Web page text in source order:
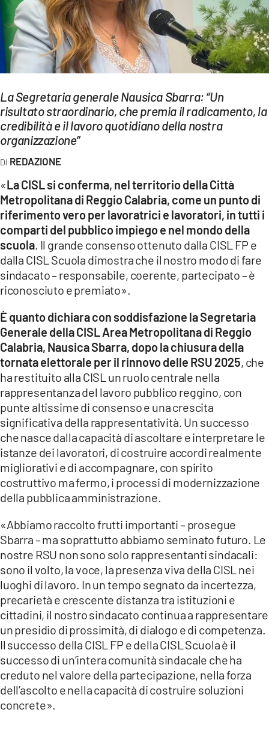
EVENTI
SPORT
Streaming
LAC TV
LAC NETWORK
LAC ONAIR
LaC
Network
LACPLAY.IT
LACTV.IT
LACONAIR.IT
LACITYMAG.IT
ILREGGINO.IT
COSENZACHANNEL.IT
ILVIBONESE.IT
CATANZAROCHANNEL.IT
LACAPITALENEWS.IT
App
ANDROID
APPLE
La Segretaria generale Nausica Sbarra: “Un
risultato straordinario, che premia il radicamento, la
credibilità e il lavoro quotidiano della nostra
organizzazione”
REDAZIONE
«La CISL si conferma, nel territorio della Città
Metropolitana di Reggio Calabria, come un punto di
riferimento vero per lavoratrici e lavoratori, in tutti i
comparti del pubblico impiego e nel mondo della
scuola . Il grande consenso ottenuto dalla CISL FP e
dalla CISL Scuola dimostra che il nostro modo di fare
sindacato – responsabile, coerente, partecipato – è
riconosciuto e premiato».
È quanto dichiara con soddisfazione la Segretaria
Generale della CISL Area Metropolitana di Reggio
Calabria, Nausica Sbarra, dopo la chiusura della
tornata elettorale per il rinnovo delle RSU 2025, che
ha restituito alla CISL un ruolo centrale nella
rappresentanza del lavoro pubblico reggino, con
punte altissime di consenso e una crescita
significativa della rappresentatività. Un successo
che nasce dalla capacità di ascoltare e interpretare le
istanze dei lavoratori, di costruire accordi realmente
migliorativi e di accompagnare, con spirito
costruttivo ma fermo, i processi di modernizzazione
della pubblica amministrazione.
«Abbiamo raccolto frutti importanti – prosegue
Sbarra – ma soprattutto abbiamo seminato futuro. Le
nostre RSU non sono solo rappresentanti sindacali:
sono il volto, la voce, la presenza viva della CISL nei
luoghi di lavoro. In un tempo segnato da incertezza,
precarietà e crescente distanza tra istituzioni e
cittadini, il nostro sindacato continua a rappresentare
un presidio di prossimità, di dialogo e di competenza.
Il successo della CISL FP e della CISL Scuola è il
successo di un’intera comunità sindacale che ha
creduto nel valore della partecipazione, nella forza
dell’ascolto e nella capacità di costruire soluzioni
concrete».